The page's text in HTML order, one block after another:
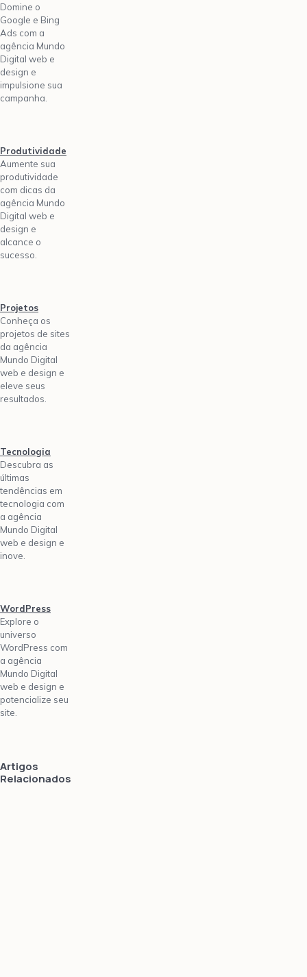
Domine o
Google e Bing
Ads com a
agência Mundo
Digital web e
design e
impulsione sua
campanha.
Produtividade
Aumente sua
produtividade
com dicas da
agência Mundo
Digital web e
design e
alcance o
sucesso.
Projetos
Conheça os
projetos de sites
da agência
Mundo Digital
web e design e
eleve seus
resultados.
Tecnologia
Descubra as
últimas
tendências em
tecnologia com
a agência
Mundo Digital
web e design e
inove.
WordPress
Explore o
universo
WordPress com
a agência
Mundo Digital
web e design e
potencialize seu
site.
Artigos
Relacionados